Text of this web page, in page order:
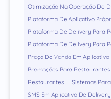
Otimização Na Operação De
Plataforma De Aplicativo
Plataforma De Delivery Para
Plataforma De Delivery Para
Preço De Venda Em
Promoções Para Restaurantes
Restaurantes
Sistemas
SMS Em Aplicativo De Delivery